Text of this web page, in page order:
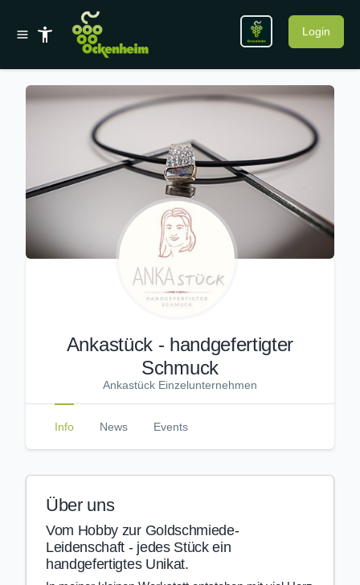
Login
Ankastück - handgefertigter
Schmuck
Ankastück Einzelunternehmen
Info News Events
Über uns
Vom Hobby zur Goldschmiede-
Leidenschaft - jedes Stück ein
handgefertigtes Unikat.